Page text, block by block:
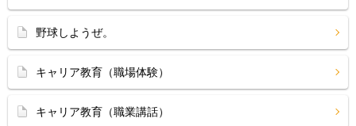
野球しようぜ。
キャリア教育（職場体験）
キャリア教育（職業講話）